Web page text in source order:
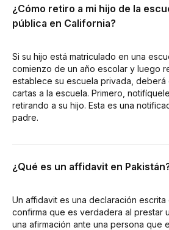
¿Cómo retiro a mi hijo de la
pública en California?
Si su hijo está matriculado en una
comienzo de un año escolar y luego
establece su escuela privada,
cartas a la escuela. Primero,
retirando a su hijo. Esta es una
padre.
¿Qué es un affidavit en
Un affidavit es una declaración
confirma que es verdadera al prestar
una afirmación ante una persona que